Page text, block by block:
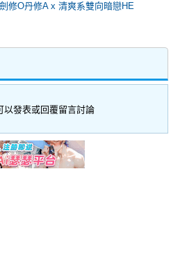
修O丹修A x 清爽系雙向暗戀HE
以發表或回覆留言討論